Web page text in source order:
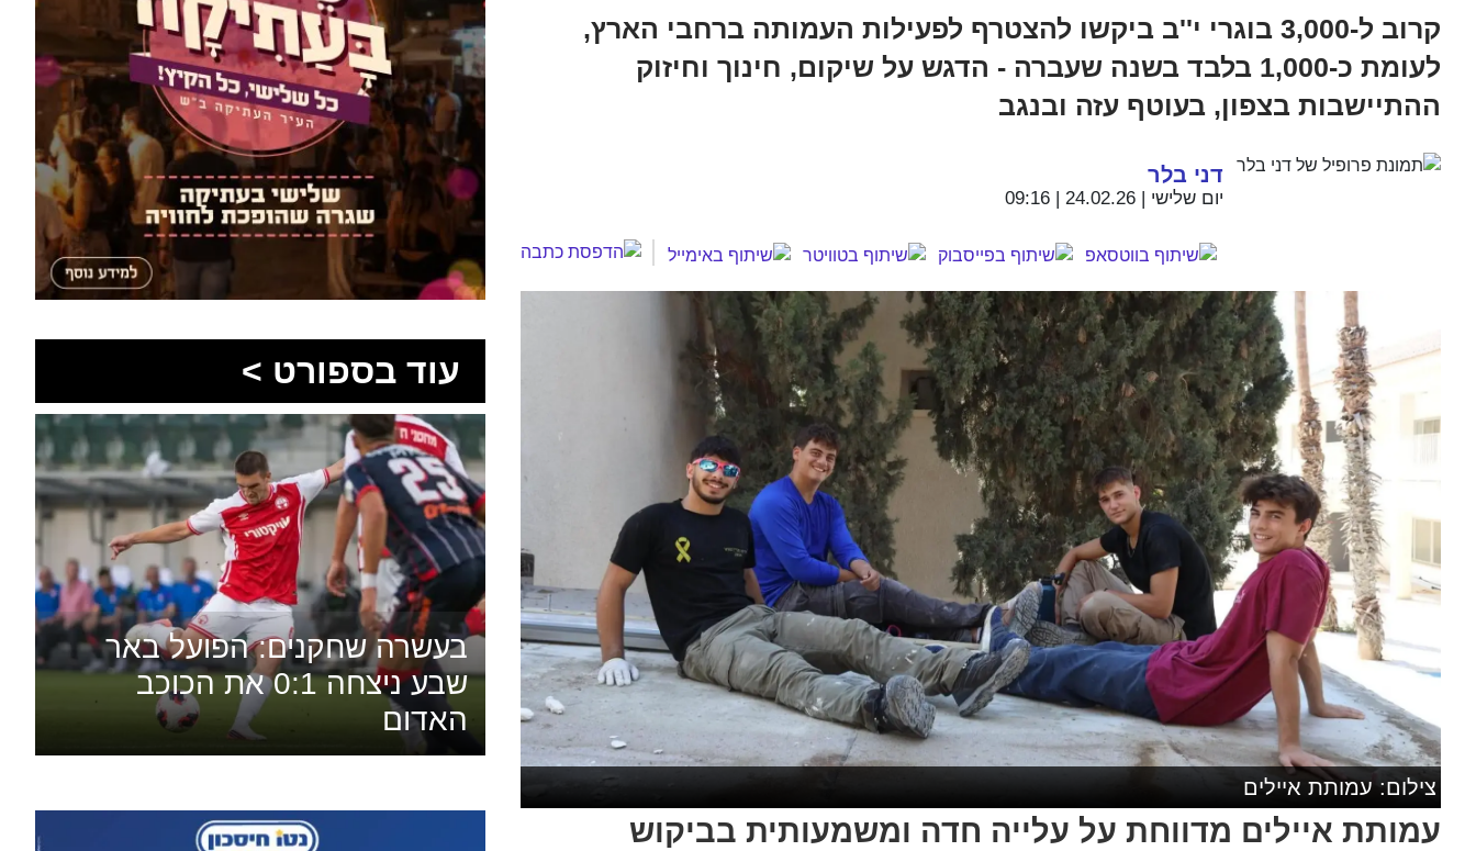
קרוב ל-3,000 בוגרי י''ב ביקשו להצטרף לפעילות העמותה ברחבי הארץ,
לעומת כ-1,000 בלבד בשנה שעברה - הדגש על שיקום, חינוך וחיזוק
ההתיישבות בצפון, בעוטף עזה ובנגב
דני בלר
יום שלישי | 24.02.26 | 09:16
צילום: עמותת איילים
עמותת איילים מדווחת על עלייה חדה ומשמעותית בביקוש
עוד בספורט >
בעשרה שחקנים: הפועל באר
שבע ניצחה 0:1 את הכוכב
האדום